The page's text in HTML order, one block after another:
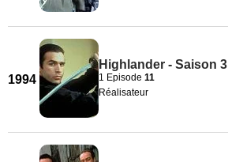
1994
Highlander - Saison 3
1 Episode 11
Réalisateur